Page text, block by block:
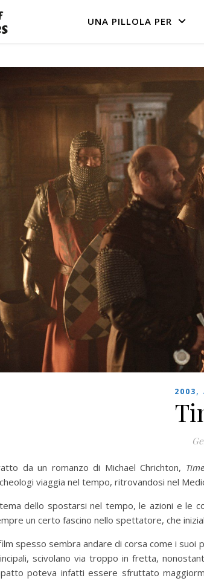
UNA PILLOLA PER
2003,
da un romanzo di Michael Chrichton,
viaggia nel tempo, ritrovandosi nel
dello spostarsi nel tempo, le azioni e le
un certo fascino nello spettatore, che
spesso sembra andare di corsa come i suoi
scivolano via troppo in fretta,
poteva infatti essere sfruttato